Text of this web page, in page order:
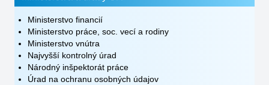
Ministerstvo financií
Ministerstvo práce, soc. vecí a rodiny
Ministerstvo vnútra
Najvyšší kontrolný úrad
Národný inšpektorát práce
Úrad na ochranu osobných údajov